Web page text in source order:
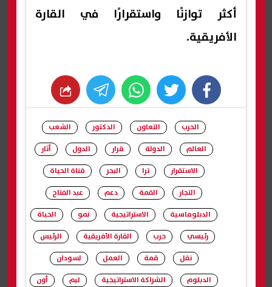
أكثر توازنًا واستقرارًا في القارة
الأفريقية.
facebook
twitter
whats
الحرب التعاون الدكتور
الشعب
العالم
الدولة قرار الدول
أثار
الاستقرار
ترا البحر
قناة الحياة
التجار
القمة دعم
عبد الفتاح
الدبلوماسية
الاستراتيجية نمو
الحياة
رئيسي
حرب القارة الأفريقية
الرئيس
نقل
قمة العمل
لسودان
الدبلوم
الشراكة الاستراتيجية ليم
أون